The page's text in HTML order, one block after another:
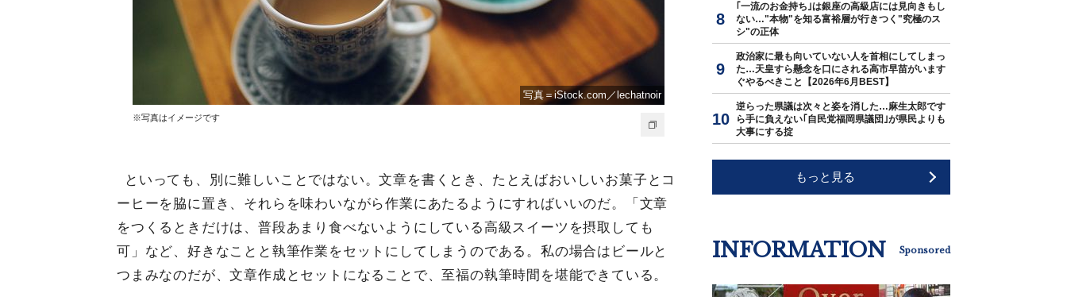
写真＝iStock.com／lechatnoir
※写真はイメージです
といっても、別に難しいことではない。文章を書くとき、たとえばおいしいお菓子とコ
ーヒーを脇に置き、それらを味わいながら作業にあたるようにすればいいのだ。「文章
をつくるときだけは、普段あまり食べないようにしている高級スイーツを摂取しても
可」など、好きなことと執筆作業をセットにしてしまうのである。私の場合はビールと
つまみなのだが、文章作成とセットになることで、至福の執筆時間を堪能できている。
｢一流のお金持ち｣は銀座の高級店には見向きもし
ない…"本物"を知る富裕層が行きつく"究極のス
シ"の正体
政治家に最も向いていない人を首相にしてしまっ
た…天皇すら懸念を口にされる高市早苗がいます
ぐやるべきこと【2026年6月BEST】
逆らった県議は次々と姿を消した…麻生太郎です
ら手に負えない｢自民党福岡県議団｣が県民よりも
大事にする掟
もっと見る
INFORMATION Sponsored